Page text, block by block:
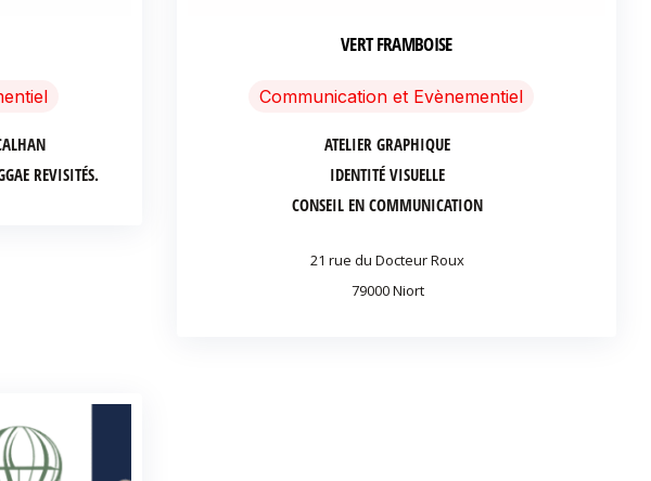
REVISITÉS.
VERT FRAMBOISE
Communication et Evènementiel
ATELIER GRAPHIQUE
IDENTITÉ VISUELLE
CONSEIL EN COMMUNICATION
21 rue du Docteur Roux
79000 Niort